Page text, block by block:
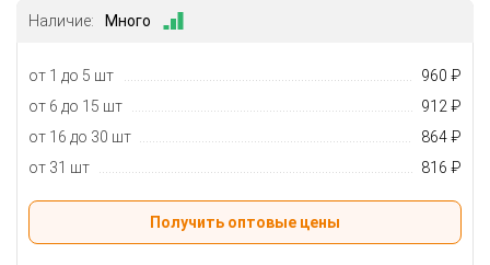
Наличие: Много
от 1 до 5 шт
960 ₽
от 6 до 15 шт
912 ₽
от 16 до 30 шт
864 ₽
от 31 шт
816 ₽
Получить оптовые цены